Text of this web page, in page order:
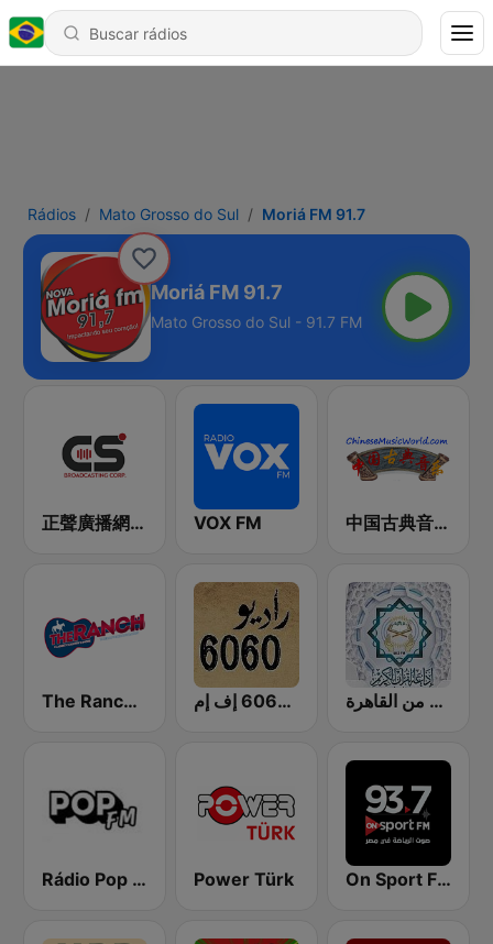
Rádios Mato Grosso do Sul Moriá FM 91.7
Moriá FM 91.7
Mato Grosso do Sul - 91.7 FM
正聲廣播網路綜合台 (CSBC Life) VOX FM 中国古典音乐在线 (Chinese Classical)
The Ranch - Classic Country راديو 6060 إف إم إذاعة القرآن الكريم من القاهرة
Rádio Pop FM Power Türk On Sport FM